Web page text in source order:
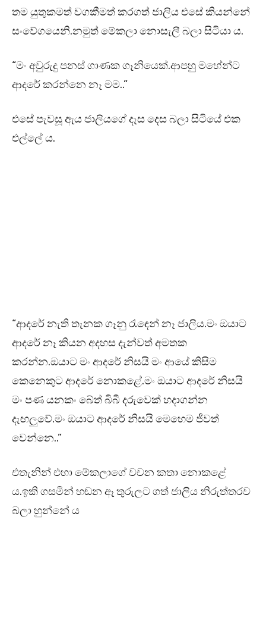
තම යුතුකමත් වගකීමත් කරගත් ජාලිය එසේ කියන්නේ
සංවේගයෙනි.නමුත් මේකලා නොසැලී බලා සිටියා ය.
“මං අවුරුදු පනස් ගාණක ගෑනියෙක්.ආපහු මහේන්ට
ආදරේ කරන්නෙ නෑ මම..”
එසේ පැවසූ ඇය ජාලියගේ දෑස දෙස බලා සිටියේ එක
එල්ලේ ය.
“ආදරේ නැති තැනක ගෑනු රැඳෙන් නෑ ජාලිය.මං ඔයාට
ආදරේ නෑ කියන අදහස දැන්වත් අමතක
කරන්න.ඔයාට මං ආදරේ නිසයි මං ආයේ කිසිම
කෙනෙකුට ආදරේ නොකළේ.මං ඔයාට ආදරේ නිසයි
මං පණ යනකං බේත් බිබී දරුවෙක් හදාගන්න
දැඟලුවේ.මං ඔයාට ආදරේ නිසයි මෙහෙම ජීවත්
වෙන්නෙ..”
එතැනින් එහා මේකලාගේ වචන කතා නොකළේ
ය.ඉකි ගසමින් හඬන ඈ තුරුලට ගත් ජාලිය නිරුත්තරව
බලා හුන්නේ ය